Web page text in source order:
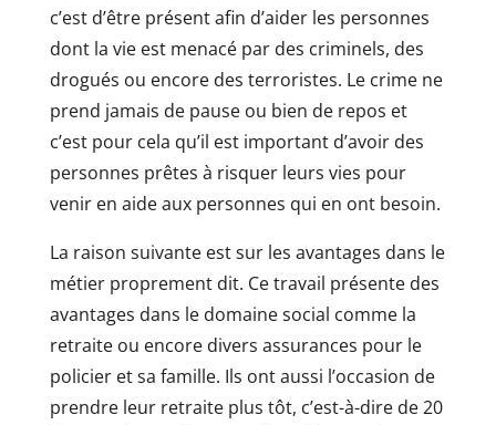
c’est d’être présent afin d’aider les personnes
dont la vie est menacé par des criminels, des
drogués ou encore des terroristes. Le crime ne
prend jamais de pause ou bien de repos et
c’est pour cela qu’il est important d’avoir des
personnes prêtes à risquer leurs vies pour
venir en aide aux personnes qui en ont besoin.
La raison suivante est sur les avantages dans le
métier proprement dit. Ce travail présente des
avantages dans le domaine social comme la
retraite ou encore divers assurances pour le
policier et sa famille. Ils ont aussi l’occasion de
prendre leur retraite plus tôt, c’est-à-dire de 20